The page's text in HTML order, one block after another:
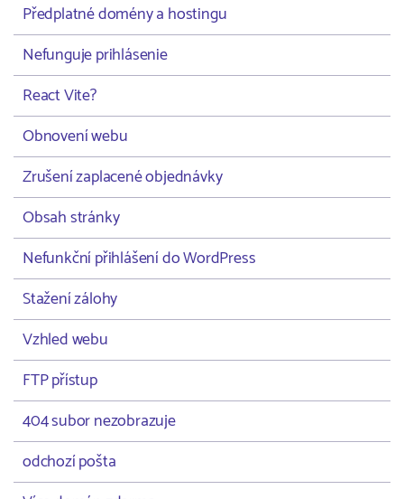
Předplatné domény a hostingu
Nefunguje prihlásenie
React Vite?
Obnovení webu
Zrušení zaplacené objednávky
Obsah stránky
Nefunkční přihlášení do WordPress
Stažení zálohy
Vzhled webu
FTP přístup
404 subor nezobrazuje
odchozí pošta